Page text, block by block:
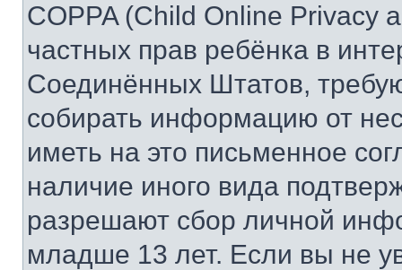
COPPA (Child Online Privacy
частных прав ребёнка в
Соединённых Штатов,
собирать информацию от
иметь на это письменное
наличие иного вида
разрешают сбор личной
младше 13 лет. Если вы не